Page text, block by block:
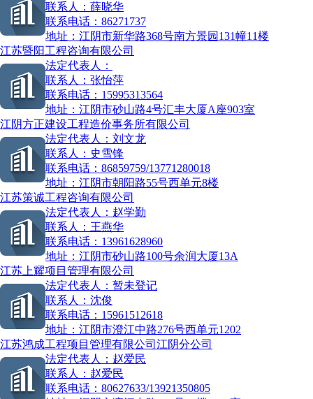
联系人： 薛晓华
联系电话： 86271737
地址： 江阴市新华路368号南方景园131幢11楼
江苏暨阳工程咨询有限公司
法定代表人：
联系人： 张怡萍
联系电话： 15995313564
地址： 江阴市砂山路4号汇丰大厦A座903室
江阴方正建设工程造价事务所有限公司
法定代表人： 刘文龙
联系人： 史雪锋
联系电话： 86859759/13771280018
地址： 江阴市朝阳路55号西单元8楼
江苏策诚工程咨询有限公司
法定代表人： 赵学勤
联系人： 王燕华
联系电话： 13961628960
地址： 江阴市砂山路100号余润大厦13A
江苏上耀项目管理有限公司
法定代表人： 暂未登记
联系人： 沈俊
联系电话： 15961512618
地址： 江阴市澄江中路276号西单元1202
江苏鸿成工程项目管理有限公司江阴分公司
法定代表人： 赵爱民
联系人： 赵爱民
联系电话： 80627633/13921350805